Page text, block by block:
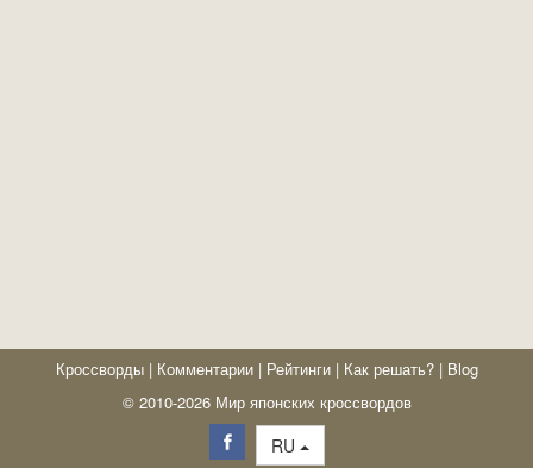
Кроссворды | Комментарии | Рейтинги | Как решать? | Blog
© 2010-2026 Мир японских кроссвордов
RU